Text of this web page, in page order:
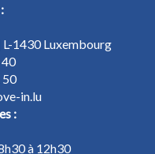
1430 Luxembourg
40
50
in.lu
:
à 12h30